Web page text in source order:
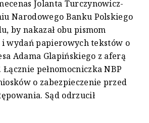
Jolanta Turczynowicz-
Narodowego Banku Polskiego
by nakazał obu pismom
i wydań papierowych tekstów o
Adama Glapińskiego z aferą
pełnomocniczka NBP
o zabezpieczenie przed
Sąd odrzucił